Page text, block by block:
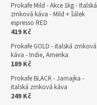
Prokafe Mild - Akce 1kg - Italská
zrnková káva - Mild + šálek
espresso RED
419 Kč
Prokafe GOLD - italská zrnková
káva - Indie, Amerika
189 Kč
Prokafe BLACK - Jamajka -
italská zrnková káva
249 Kč